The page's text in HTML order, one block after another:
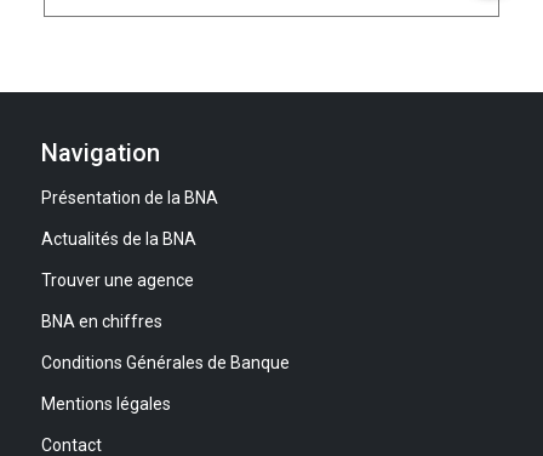
Navigation
Présentation de la BNA
Actualités de la BNA
Trouver une agence
BNA en chiffres
Conditions Générales de Banque
Mentions légales
Contact